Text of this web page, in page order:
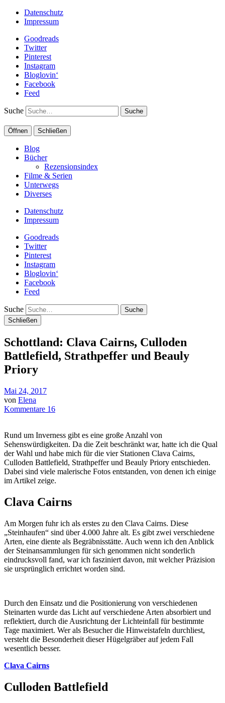
Datenschutz
Impressum
Goodreads
Twitter
Pinterest
Instagram
Bloglovin‘
Facebook
Feed
Suche
Öffnen Schließen
Blog
Bücher
Rezensionsindex
Filme & Serien
Unterwegs
Diverses
Datenschutz
Impressum
Goodreads
Twitter
Pinterest
Instagram
Bloglovin‘
Facebook
Feed
Suche
Schließen
Schottland: Clava Cairns, Culloden
Battlefield, Strathpeffer und Beauly
Priory
Mai 24, 2017
von Elena
Kommentare 16
Rund um Inverness gibt es eine große Anzahl von
Sehenswürdigkeiten. Da die Zeit beschränkt war, hatte ich die Qual
der Wahl und habe mich für die vier Stationen Clava Cairns,
Culloden Battlefield, Strathpeffer und Beauly Priory entschieden.
Dabei sind viele malerische Fotos entstanden, von denen ich einige
im Artikel zeige.
Clava Cairns
Am Morgen fuhr ich als erstes zu den Clava Cairns. Diese
„Steinhaufen“ sind über 4.000 Jahre alt. Es gibt zwei verschiedene
Arten, eine diente als Begräbnisstätte. Auch wenn ich den Anblick
der Steinansammlungen für sich genommen nicht sonderlich
eindrucksvoll fand, war ich fasziniert davon, mit welcher Präzision
sie ursprünglich errichtet worden sind.
Durch den Einsatz und die Positionierung von verschiedenen
Steinarten wurde das Licht auf verschiedene Arten absorbiert und
reflektiert, durch die Ausrichtung der Lichteinfall für bestimmte
Tage maximiert. Wer als Besucher die Hinweistafeln durchliest,
versteht die Besonderheit dieser Hügelgräber auf jedem Fall
wesentlich besser.
Clava Cairns
Culloden Battlefield